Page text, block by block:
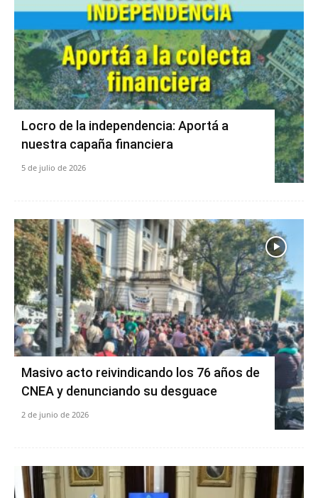
Locro de la independencia: Aportá a
nuestra capaña financiera
5 de julio de 2026
Masivo acto reivindicando los 76 años de
CNEA y denunciando su desguace
2 de junio de 2026